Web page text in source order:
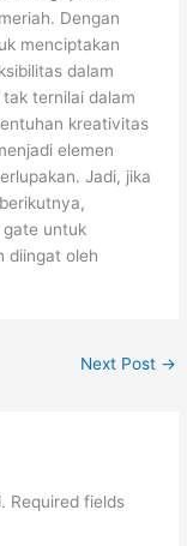
Dengan
menciptakan
dalam
ternilai dalam
kreativitas
elemen
Jadi, jika
gate untuk
diingat oleh
Next Post →
Required fields